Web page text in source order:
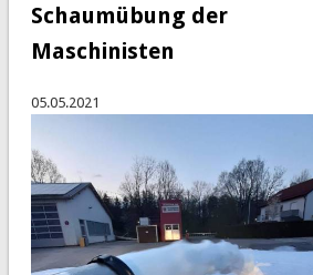
Schaumübung der
Maschinisten
05.05.2021